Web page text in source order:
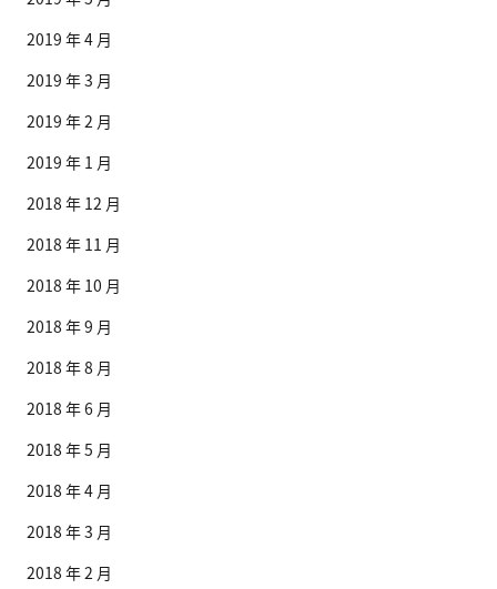
2019 年 4 月
2019 年 3 月
2019 年 2 月
2019 年 1 月
2018 年 12 月
2018 年 11 月
2018 年 10 月
2018 年 9 月
2018 年 8 月
2018 年 6 月
2018 年 5 月
2018 年 4 月
2018 年 3 月
2018 年 2 月